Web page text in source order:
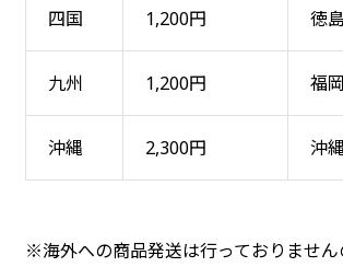
四国 1,200円 徳
九州 1,200円 福
沖縄 2,300円 沖縄
※海外への商品発送は行っておりませ